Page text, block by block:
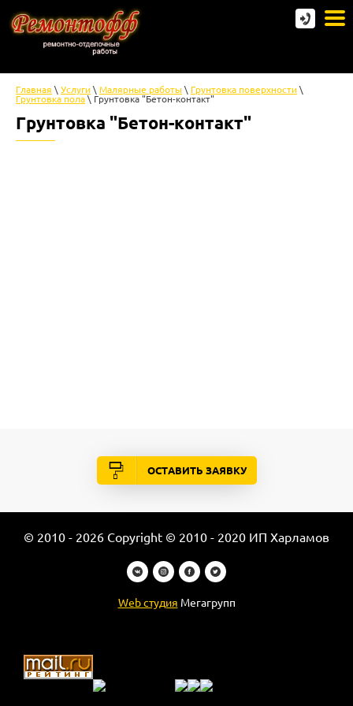
Главная \ Услуги \ Малярные работы \ Грунтовка поверхности
Грунтовка пола \ Грунтовка "Бетон-контакт"
Грунтовка "Бетон-контакт"
ОСТАВИТЬ ЗАЯВКУ
© 2010 - 2026 Copyright © 2010 - 2020 ИП Харламов
Web студия Мегагрупп